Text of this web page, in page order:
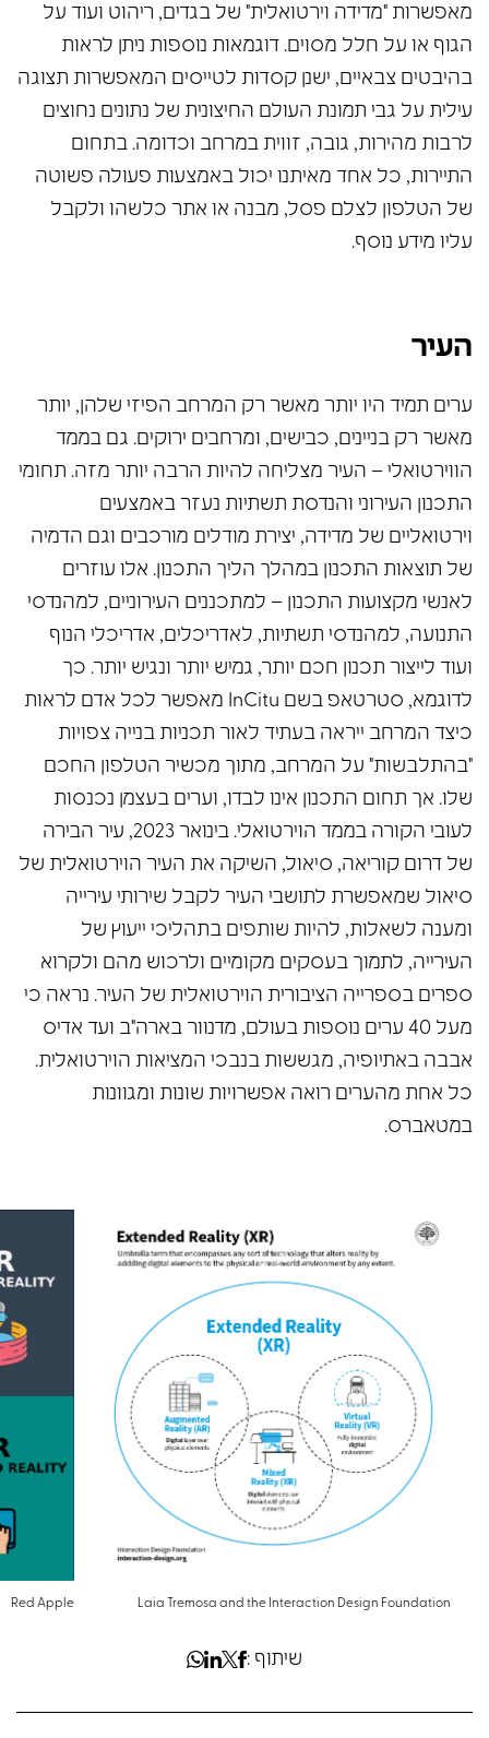
מאפשרות "מדידה וירטואלית" של בגדים, ריהוט ועוד על
הגוף או על חלל מסוים. דוגמאות נוספות ניתן לראות
בהיבטים צבאיים, ישנן קסדות לטייסים המאפשרות תצוגה
עילית על גבי תמונת העולם החיצונית של נתונים נחוצים
לרבות מהירות, גובה, זווית במרחב וכדומה. בתחום
התיירות, כל אחד מאיתנו יכול באמצעות פעולה פשוטה
של הטלפון לצלם פסל, מבנה או אתר כלשהו ולקבל
עליו מידע נוסף.
העיר
ערים תמיד היו יותר מאשר רק המרחב הפיזי שלהן, יותר
מאשר רק בניינים, כבישים, ומרחבים ירוקים. גם בממד
הווירטואלי – העיר מצליחה להיות הרבה יותר מזה. תחומי
התכנון העירוני והנדסת תשתיות נעזר באמצעים
וירטואליים של מדידה, יצירת מודלים מורכבים וגם הדמיה
של תוצאות התכנון במהלך הליך התכנון. אלו עוזרים
לאנשי מקצועות התכנון – למתכננים העירוניים, למהנדסי
התנועה, למהנדסי תשתיות, לאדריכלים, אדריכלי הנוף
ועוד לייצור תכנון חכם יותר, גמיש יותר ונגיש יותר. כך
לדוגמא, סטרטאפ בשם InCitu מאפשר לכל אדם לראות
כיצד המרחב ייראה בעתיד לאור תכניות בנייה צפויות
"בהתלבשות" על המרחב, מתוך מכשיר הטלפון החכם
שלו. אך תחום התכנון אינו לבדו, וערים בעצמן נכנסות
לעובי הקורה בממד הוירטואלי. בינואר 2023, עיר הבירה
של דרום קוריאה, סיאול, השיקה את העיר הוירטואלית של
סיאול שמאפשרת לתושבי העיר לקבל שירותי עירייה
ומענה לשאלות, להיות שותפים בתהליכי ייעוץ של
העירייה, לתמוך בעסקים מקומיים ולרכוש מהם ולקרוא
ספרים בספרייה הציבורית הוירטואלית של העיר. נראה כי
מעל 40 ערים נוספות בעולם, מדנוור בארה"ב ועד אדיס
אבבה באתיופיה, מגששות בנבכי המציאות הוירטואלית.
כל אחת מהערים רואה אפשרויות שונות ומגוונות
במטאברס.
Laia Tremosa and the Interaction Design Foundation
Red Apple
שיתוף :